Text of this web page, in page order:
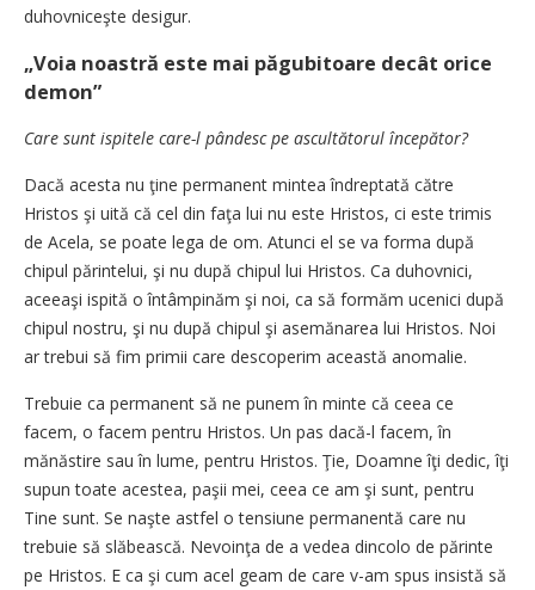
duhovniceşte desigur.
„Voia noastră este mai păgubitoare decât orice
demon”
Care sunt ispitele care-l pândesc pe ascultătorul începător?
Dacă acesta nu ţine permanent mintea îndreptată către
Hristos şi uită că cel din faţa lui nu este Hristos, ci este trimis
de Acela, se poate lega de om. Atunci el se va forma după
chipul părintelui, şi nu după chipul lui Hristos. Ca duhovnici,
aceeaşi ispită o întâmpinăm şi noi, ca să formăm ucenici după
chipul nostru, şi nu după chipul şi asemănarea lui Hristos. Noi
ar trebui să fim primii care descoperim această anomalie.
Trebuie ca permanent să ne punem în minte că ceea ce
facem, o facem pentru Hristos. Un pas dacă-l facem, în
mănăstire sau în lume, pentru Hristos. Ţie, Doamne îţi dedic, îţi
supun toate acestea, paşii mei, ceea ce am şi sunt, pentru
Tine sunt. Se naşte astfel o tensiune permanentă care nu
trebuie să slăbească. Nevoinţa de a vedea dincolo de părinte
pe Hristos. E ca şi cum acel geam de care v-am spus insistă să